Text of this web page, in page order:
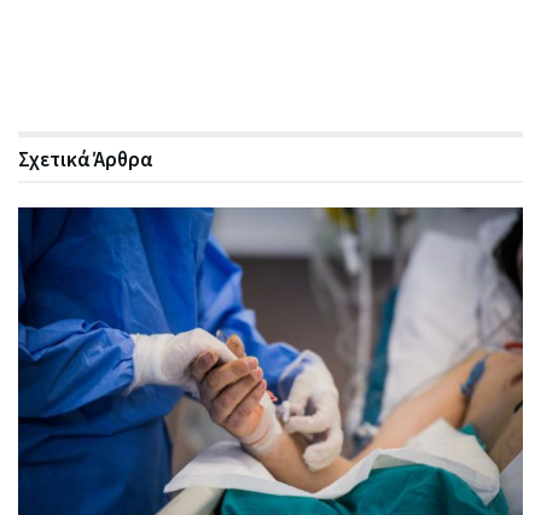
ΣχετικάΆρθρα